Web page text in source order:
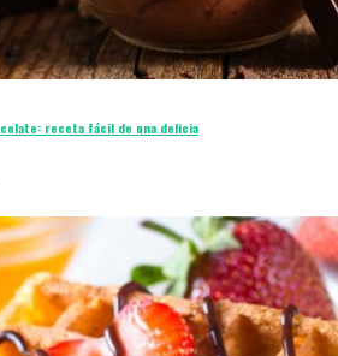
receta fácil de una delicia